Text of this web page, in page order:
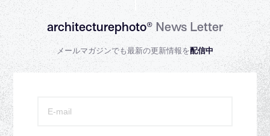
architecturephoto®News Letter
メールマガジンでも最新の更新情報を配信中